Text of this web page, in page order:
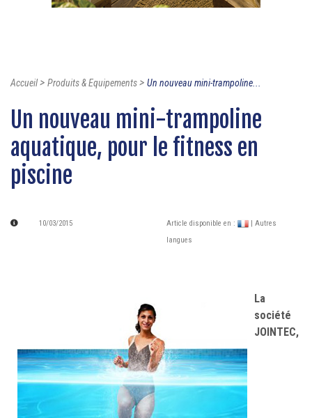
Accueil> Produits & Equipements> Un nouveau mini-trampoline...
Un nouveau mini-trampoline
aquatique, pour le fitness en
piscine
10/03/2015 Article disponible en :
| Autres
langues
La
société
JOINTEC,